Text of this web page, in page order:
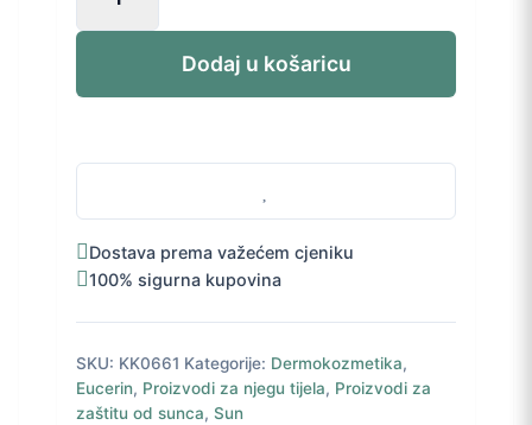
Sensitive
sprej
ml
količina
Dodaj u košaricu
Dostava prema važećem cjeniku
100% sigurna kupovina
SKU: KK0661 Kategorije: Dermokozmetika,
Eucerin, Proizvodi za njegu tijela, Proizvodi za
zaštitu od sunca, Sun